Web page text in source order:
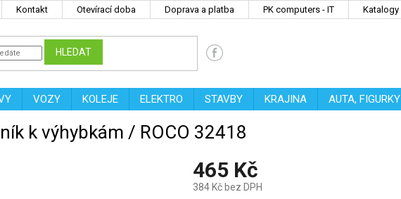
Kontakt Otevírací doba Doprava a platba PK computers - IT Katalogy
HLEDAT
VOZY KOLEJE ELEKTRO STAVBY KRAJINA AUTA, FIGURKY
k výhybkám / ROCO 32418
465 Kč
384 Kč bez DPH